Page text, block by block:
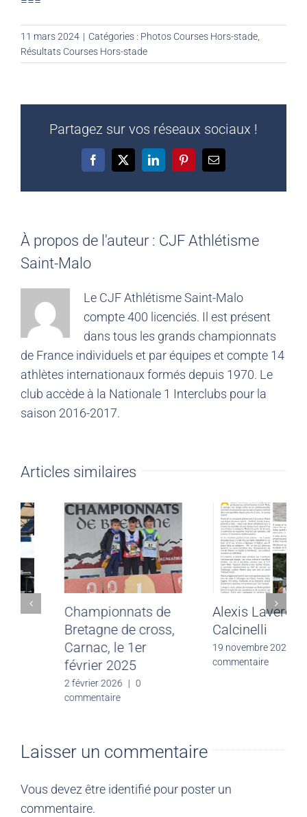
11 mars 2024 | Catégories : Photos Courses Hors-stade
Résultats Courses Hors-stade
Partagez sur vos réseaux sociaux !
Facebook
X LinkedInPinterestEmail
À propos de l'auteur : CJF Athlétisme
Saint-Malo
Le CJF Athlétisme Saint-Malo
compte 400 licenciés. Il est présent
dans tous les grands championnats
de France individuels et par équipes et compte 14
athlètes internationaux formés depuis 1970. Le
club accède à la Nationale 1 Interclubs pour la
saison 2016-2017.
Articles similaires
1/2 France de
cross, Evreux, Le
15 février 2026
20 février 2026 | 0
commentaire
Championnats de
Bretagne de cross,
Carnac, le 1er
février 2025
Laisser un commentaire
Vous devez être identifié pour poster un
commentaire.